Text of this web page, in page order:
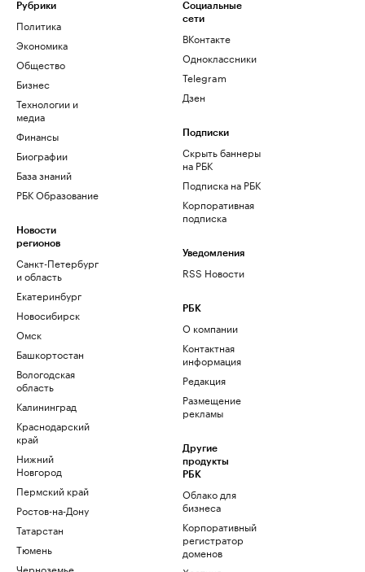
Рубрики
Политика
Экономика
Общество
Бизнес
Технологии и
медиа
Финансы
Биографии
База знаний
РБК Образование
Новости
регионов
Санкт-Петербург
и область
Екатеринбург
Новосибирск
Омск
Башкортостан
Вологодская
область
Калининград
Краснодарский
край
Нижний
Новгород
Пермский край
Ростов-на-Дону
Татарстан
Тюмень
Черноземье
Социальные
сети
ВКонтакте
Одноклассники
Telegram
Дзен
Подписки
Скрыть баннеры
на РБК
Подписка на РБК
Корпоративная
подписка
Уведомления
RSS Новости
РБК
О компании
Контактная
информация
Редакция
Размещение
рекламы
Другие
продукты
РБК
Облако для
бизнеса
Корпоративный
регистратор
доменов